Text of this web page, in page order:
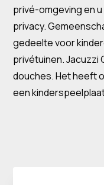
privé-omgeving en
privacy.
gedeelte voor
privétuinen. Jacuzzi
douches. Het heeft
een